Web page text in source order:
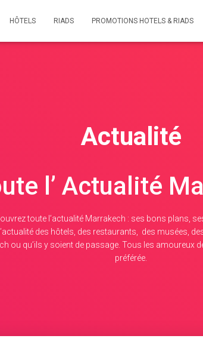
HÔTELS RIADS PROMOTIONS HOTELS & RIADS
Actualité
l’ Actualité
toute l’actualité Marrakech : ses bons plans,
des hôtels, des restaurants, des musées,
ou qu’ils y soient de passage. Tous les amoureux
préférée.